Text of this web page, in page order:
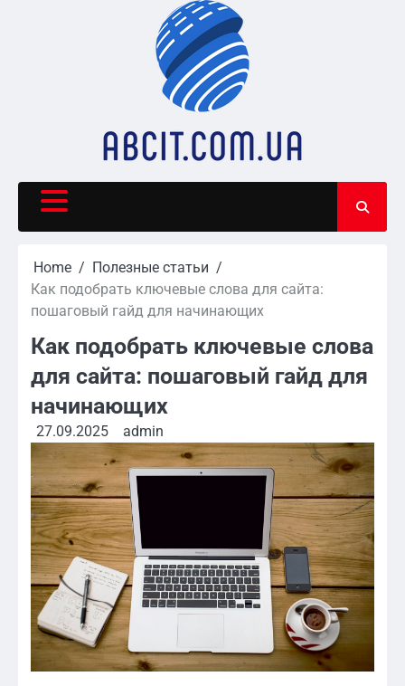
Home
Полезные статьи
Как подобрать ключевые слова для сайта:
пошаговый гайд для начинающих
Как подобрать ключевые слова
для сайта: пошаговый гайд для
начинающих
27.09.2025 admin